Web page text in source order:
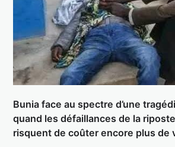
Bunia face au spectre d’une
quand les défaillances de la
risquent de coûter encore plus de